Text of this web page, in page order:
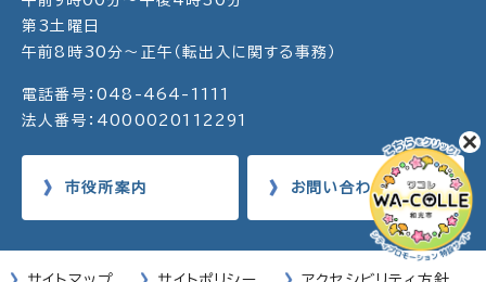
第3土曜日
午前8時30分～正午（転出入に関する事務）
電話番号：048-464-1111
法人番号：4000020112291
市役所案内 お問い合わせ